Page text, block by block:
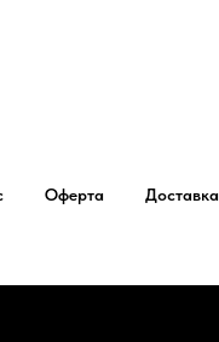
Оферта Доставка